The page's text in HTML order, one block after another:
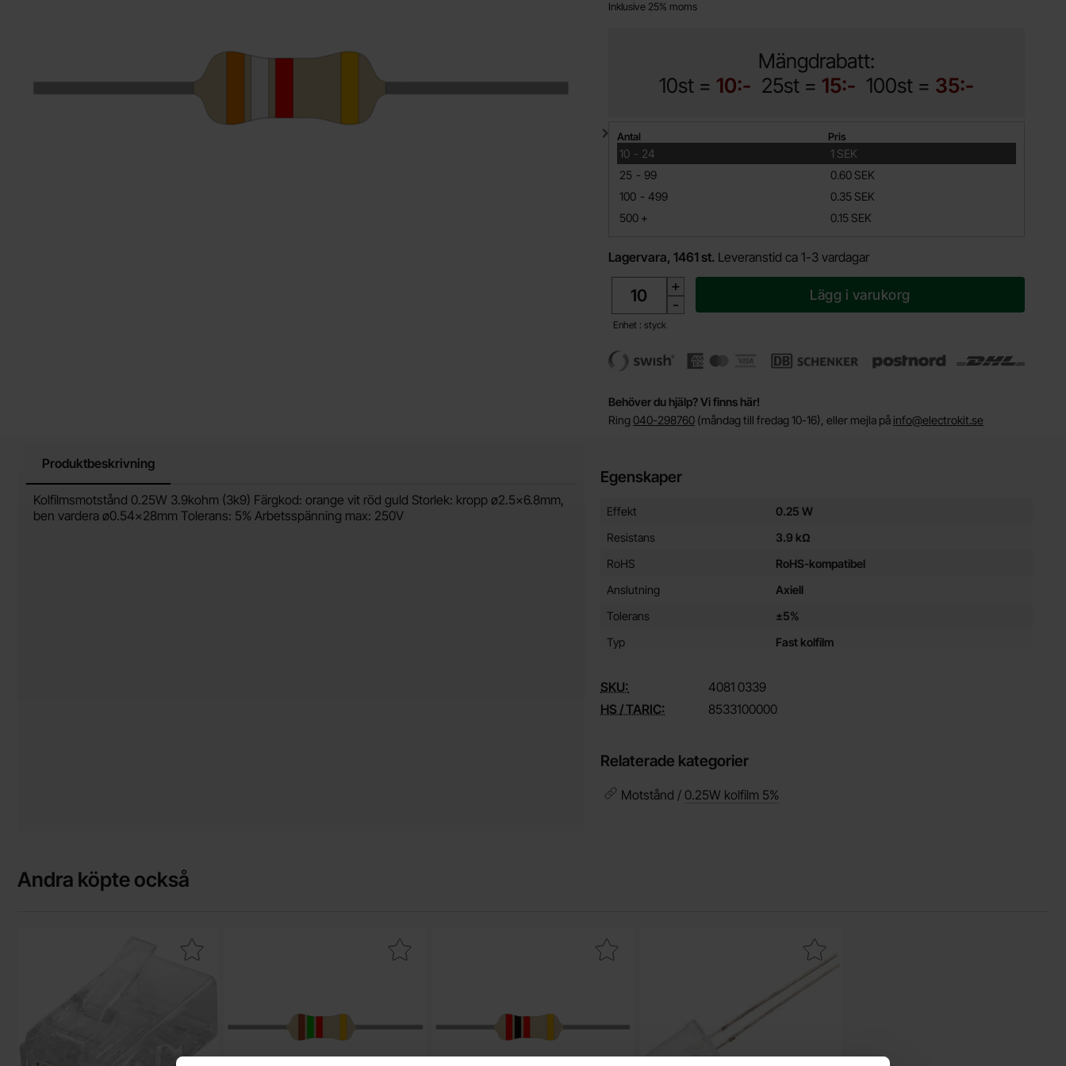
Inklusive 25% moms
Mängdrabatt:
10st = 10:- 25st = 15:- 100st = 35:-
Mängdrabatt
Antal Pris
10 -
till 24
1 SEK
25 -
till 99
0.60 SEK
100 -
till 499
0.35 SEK
500 +
till 0.15 SEK
Lagervara, 1461 st. Leveranstid ca 1-3 vardagar
+
-
Enhet : styck
Lägg i varukorg
Behöver du hjälp? Vi finns här!
Ring 040-298760 (måndag till fredag 10-16), eller mejla på info@electrokit.se
Produktbeskrivning
Produktbeskrivning
Kolfilmsmotstånd 0.25W 3.9kohm (3k9) Färgkod: orange vit röd guld Storlek: kropp ø2.5x6.8mm,
ben vardera ø0.54x28mm Tolerans: 5% Arbetsspänning max: 250V
Egenskaper
Egenskaper/attribut för denna produkt
Attribut
Effekt
0.25 W
Resistans
3.9 kΩ
RoHS
RoHS-kompatibel
Anslutning
Axiell
Tolerans
±5%
Typ
Fast kolfilm
SKU: 4081 0339
HS / TARIC:
8533100000
Relaterade kategorier
Motstånd / 0.25W kolfilm 5%
Andra köpte också
Makera nätverkskontakt RJ45 Cat6 UTP som favoritMakera motstånd kolfilm 0.25W 1.5kohm (1k5) som favoritMakera motstånd kolfilm 0.25W 2kohm (2k0) som favoritMakera lED 10mm röd klar 4500mcd som favorit